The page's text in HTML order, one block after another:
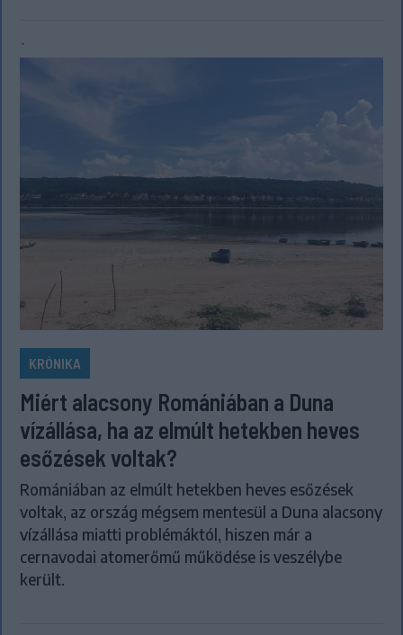
`
KRÓNIKA
Miért alacsony Romániában a Duna
vízállása, ha az elmúlt hetekben heves
esőzések voltak?
Romániában az elmúlt hetekben heves esőzések
voltak, az ország mégsem mentesül a Duna alacsony
vízállása miatti problémáktól, hiszen már a
cernavodai atomerőmű működése is veszélybe
került.